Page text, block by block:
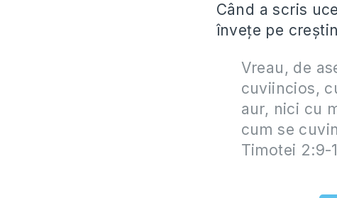
Când a scris
înveţe pe
Vreau, de
cuviincios,
aur, nici cu
cum se
Timotei 2:9-